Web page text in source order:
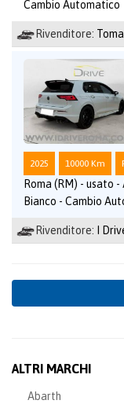
Cambio Automatico
Rivenditore:
2025 10000 Km
Roma (RM) - usato
Bianco - Cambio
Rivenditore: I
ALTRI MARCHI
Abarth